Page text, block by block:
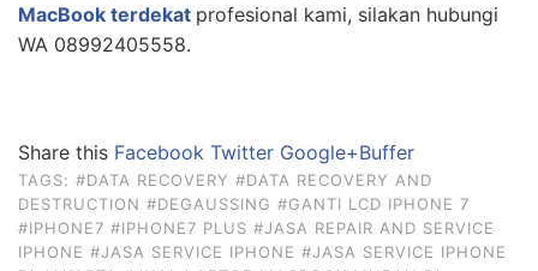
MacBook terdekat profesional kami, silakan hubungi
WA 08992405558.
Share this Facebook Twitter Google+Buffer
TAGS: #DATA RECOVERY #DATA RECOVERY AND
DESTRUCTION #DEGAUSSING #GANTI LCD IPHONE 7
#IPHONE7 #IPHONE7 PLUS #JASA REPAIR AND SERVICE
IPHONE #JASA SERVICE IPHONE #JASA SERVICE IPHONE